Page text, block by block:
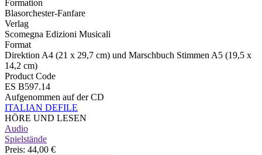
Formation
Blasorchester-Fanfare
Verlag
Scomegna Edizioni Musicali
Format
Direktion A4 (21 x 29,7 cm) und Marschbuch Stimmen A5 (19,5 x
14,2 cm)
Product Code
ES B597.14
Aufgenommen auf der CD
ITALIAN DEFILE
HÖRE UND LESEN
Audio
Spielstände
Preis: 44,00 €